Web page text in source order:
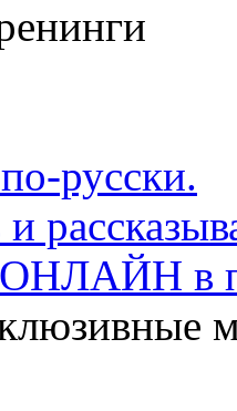
русски.
и
ОНЛАЙН в